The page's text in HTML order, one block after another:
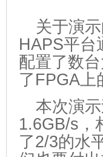
关于演
HAPS平台
配置了数
了FPGA上
本次演
1.6GB/s，
了2/3的水